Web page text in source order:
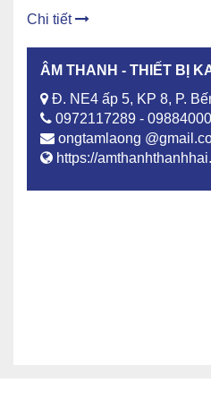
Chi tiết
ÂM THANH - THIẾT BỊ
Đ. NE4 ấp 5, KP 8, P.
0972117289 -
ongtamlaong
https://